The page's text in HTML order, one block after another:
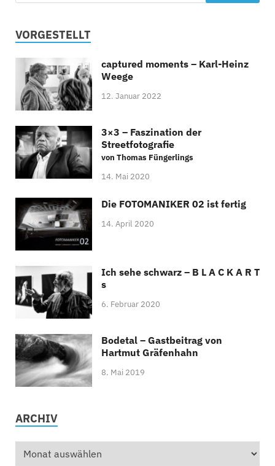
VORGESTELLT
captured moments – Karl-Heinz
Weege
12. Januar 2022
3×3 – Faszination der
Streetfotografie
von Thomas Füngerlings
14. Mai 2020
Die FOTOMANIKER 02 ist fertig
14. April 2020
Ich sehe schwarz – B L A C K A R T
s
6. Februar 2020
Bodetal – Gastbeitrag von
Hartmut Gräfenhahn
8. Mai 2019
ARCHIV